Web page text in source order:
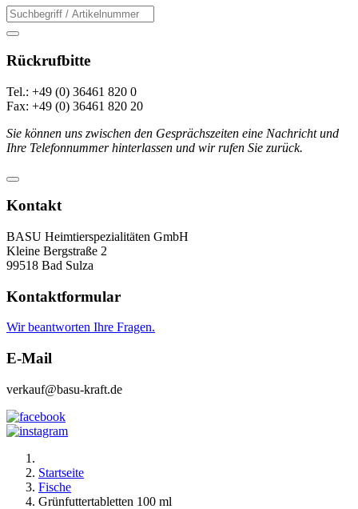
Rückrufbitte
Tel.: +49 (0) 36461 820 0
Fax: +49 (0) 36461 820 20
Sie können uns zwischen den Gesprächszeiten eine Nachricht und
Ihre Telefonnummer hinterlassen und wir rufen Sie zurück.
Kontakt
BASU Heimtierspezialitäten GmbH
Kleine Bergstraße 2
99518 Bad Sulza
Kontaktformular
Wir beantworten Ihre Fragen.
E-Mail
verkauf@basu-kraft.de
Startseite
Fische
Grünfuttertabletten 100 ml